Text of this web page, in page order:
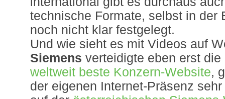
technische Formate, selbst in der
noch nicht klar festgelegt.
Und wie sieht es mit Videos auf
Siemens verteidigte eben erst
weltweit beste Konzern-Website,
der eigenen Internet-Präsenz